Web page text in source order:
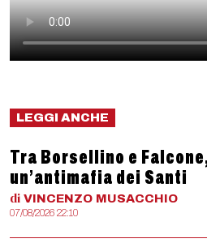
LEGGI ANCHE
Tra Borsellino e
un’antimafia dei Santi
di VINCENZO MUSACCHIO
07/08/2026 22:10